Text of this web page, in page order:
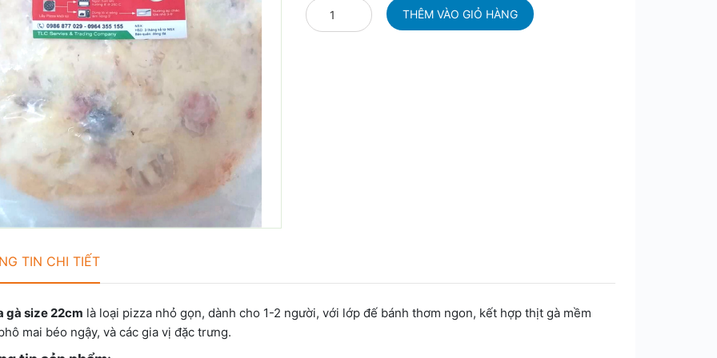
TIN CHI TIẾT
gà size 22cm là loại pizza nhỏ gọn, dành cho 1-2 người, với lớp đế bánh thơm ngon, kết hợp thịt gà mềm
mai béo ngậy, và các gia vị đặc trưng.